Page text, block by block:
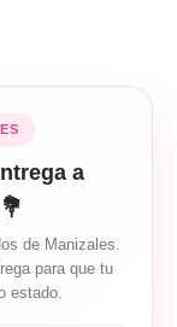
a
de Manizales.
para que tu
estado.